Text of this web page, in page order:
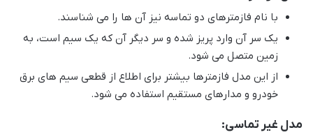
با نام فازمترهای دو تماسه نیز آن ها را می شناسند.
یک سر آن وارد پریز شده و سر دیگر آن که یک سیم است، به
زمین متصل می شود.
از این مدل فازمترها بیشتر برای اطلاع از قطعی سیم های برق
خودرو و مدارهای مستقیم استفاده می شود.
مدل غیر تماسی: